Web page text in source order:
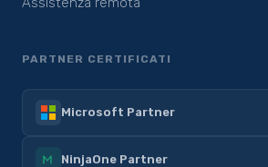
PARTNER CERTIFICATI
Microsoft Partner
NinjaOne Partner